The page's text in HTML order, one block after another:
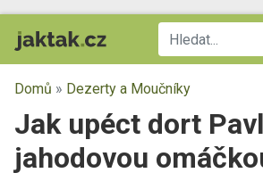
Domů » Dezerty a Moučníky
Jak upéct dort
jahodovou